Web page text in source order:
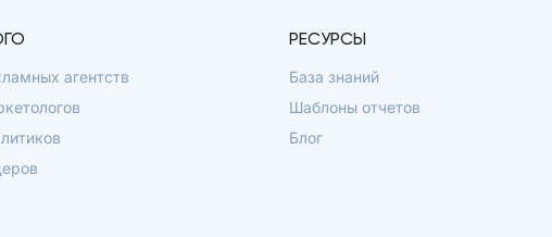
агентств
РЕСУРСЫ
База знаний
Шаблоны отчетов
Блог